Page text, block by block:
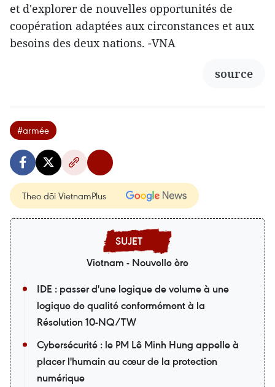
et d'explorer de nouvelles opportunités de
coopération adaptées aux circonstances et aux
besoins des deux nations. -VNA
source
#armée
Theo dõi VietnamPlus
Vietnam - Nouvelle ère
IDE : passer d'une logique de volume à une
logique de qualité conformément à la
Résolution 10-NQ/TW
Cybersécurité : le PM Lê Minh Hung appelle à
placer l'humain au cœur de la protection
numérique